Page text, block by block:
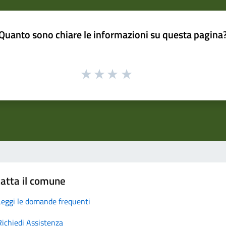
sono chiare le informazioni su questa
il comune
le domande frequenti
Assistenza